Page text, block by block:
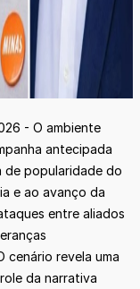
- O ambiente
antecipada
de popularidade do
e ao avanço da
entre aliados
cenário revela uma
da narrativa